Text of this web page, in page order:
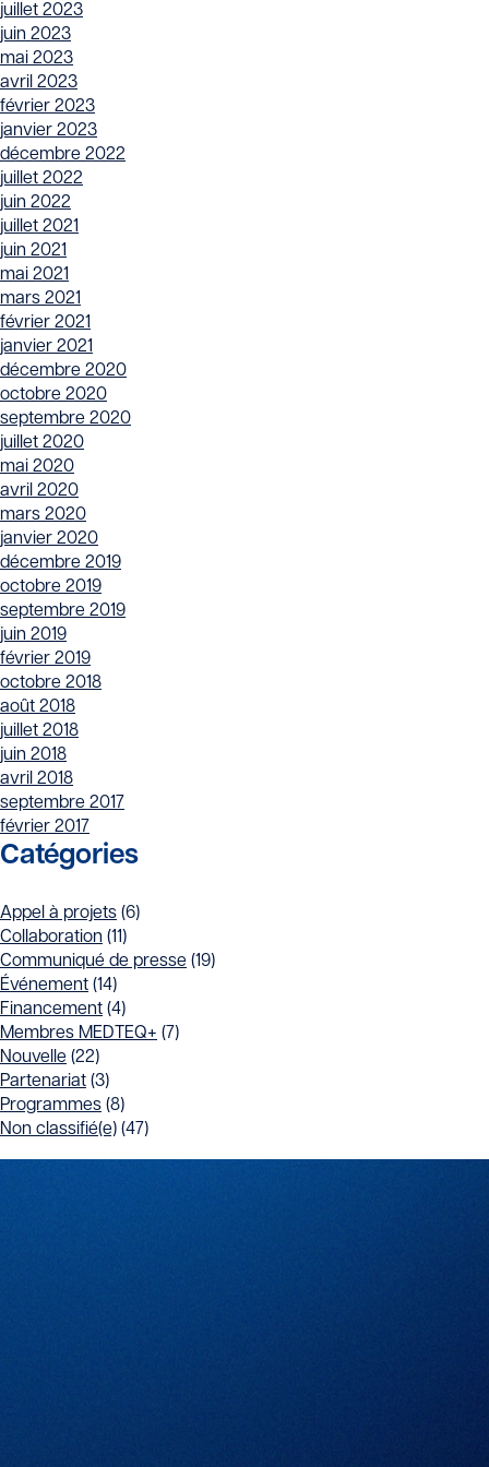
juillet 2023
juin 2023
mai 2023
avril 2023
février 2023
janvier 2023
décembre 2022
juillet 2022
juin 2022
juillet 2021
juin 2021
mai 2021
mars 2021
février 2021
janvier 2021
décembre 2020
octobre 2020
septembre 2020
juillet 2020
mai 2020
avril 2020
mars 2020
janvier 2020
décembre 2019
octobre 2019
septembre 2019
juin 2019
février 2019
octobre 2018
août 2018
juillet 2018
juin 2018
avril 2018
septembre 2017
février 2017
Catégories
Appel à projets (6)
Collaboration (11)
Communiqué de presse (19)
Événement (14)
Financement (4)
Membres MEDTEQ+ (7)
Nouvelle (22)
Partenariat (3)
Programmes (8)
Non classifié(e) (47)